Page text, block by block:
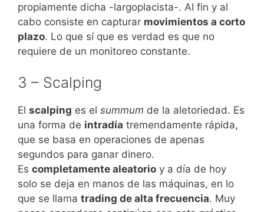
propiamente dicha -largoplacista-. Al fin y al
cabo consiste en capturar movimientos a corto
plazo. Lo que sí que es verdad es que no
requiere de un monitoreo constante.
3 – Scalping
El scalping es el summum de la aletoriedad. Es
una forma de intradía tremendamente rápida,
que se basa en operaciones de apenas
segundos para ganar dinero.
Es completamente aleatorio y a día de hoy
solo se deja en manos de las máquinas, en lo
que se llama trading de alta frecuencia. Muy